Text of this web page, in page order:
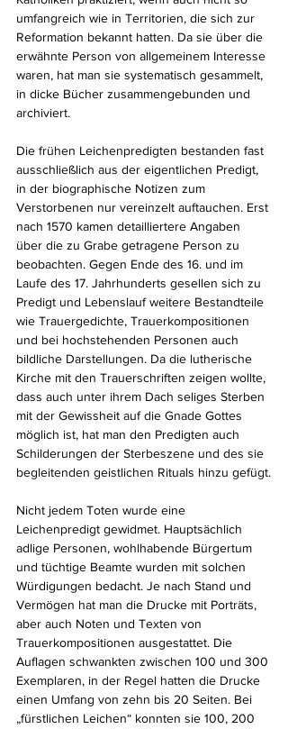
umfangreich wie in Territorien, die sich zur
Reformation bekannt hatten. Da sie über die
erwähnte Person von allgemeinem Interesse
waren, hat man sie systematisch gesammelt,
in dicke Bücher zusammengebunden und
archiviert.
Die frühen Leichenpredigten bestanden fast
ausschließlich aus der eigentlichen Predigt,
in der biographische Notizen zum
Verstorbenen nur vereinzelt auftauchen. Erst
nach 1570 kamen detailliertere Angaben
über die zu Grabe getragene Person zu
beobachten. Gegen Ende des 16. und im
Laufe des 17. Jahrhunderts gesellen sich zu
Predigt und Lebenslauf weitere Bestandteile
wie Trauergedichte, Trauerkompositionen
und bei hochstehenden Personen auch
bildliche Darstellungen. Da die lutherische
Kirche mit den Trauerschriften zeigen wollte,
dass auch unter ihrem Dach seliges Sterben
mit der Gewissheit auf die Gnade Gottes
möglich ist, hat man den Predigten auch
Schilderungen der Sterbeszene und des sie
begleitenden geistlichen Rituals hinzu gefügt.
Nicht jedem Toten wurde eine
Leichenpredigt gewidmet. Hauptsächlich
adlige Personen, wohlhabende Bürgertum
und tüchtige Beamte wurden mit solchen
Würdigungen bedacht. Je nach Stand und
Vermögen hat man die Drucke mit Porträts,
aber auch Noten und Texten von
Trauerkompositionen ausgestattet. Die
Auflagen schwankten zwischen 100 und 300
Exemplaren, in der Regel hatten die Drucke
einen Umfang von zehn bis 20 Seiten. Bei
„fürstlichen Leichen“ konnten sie 100, 200